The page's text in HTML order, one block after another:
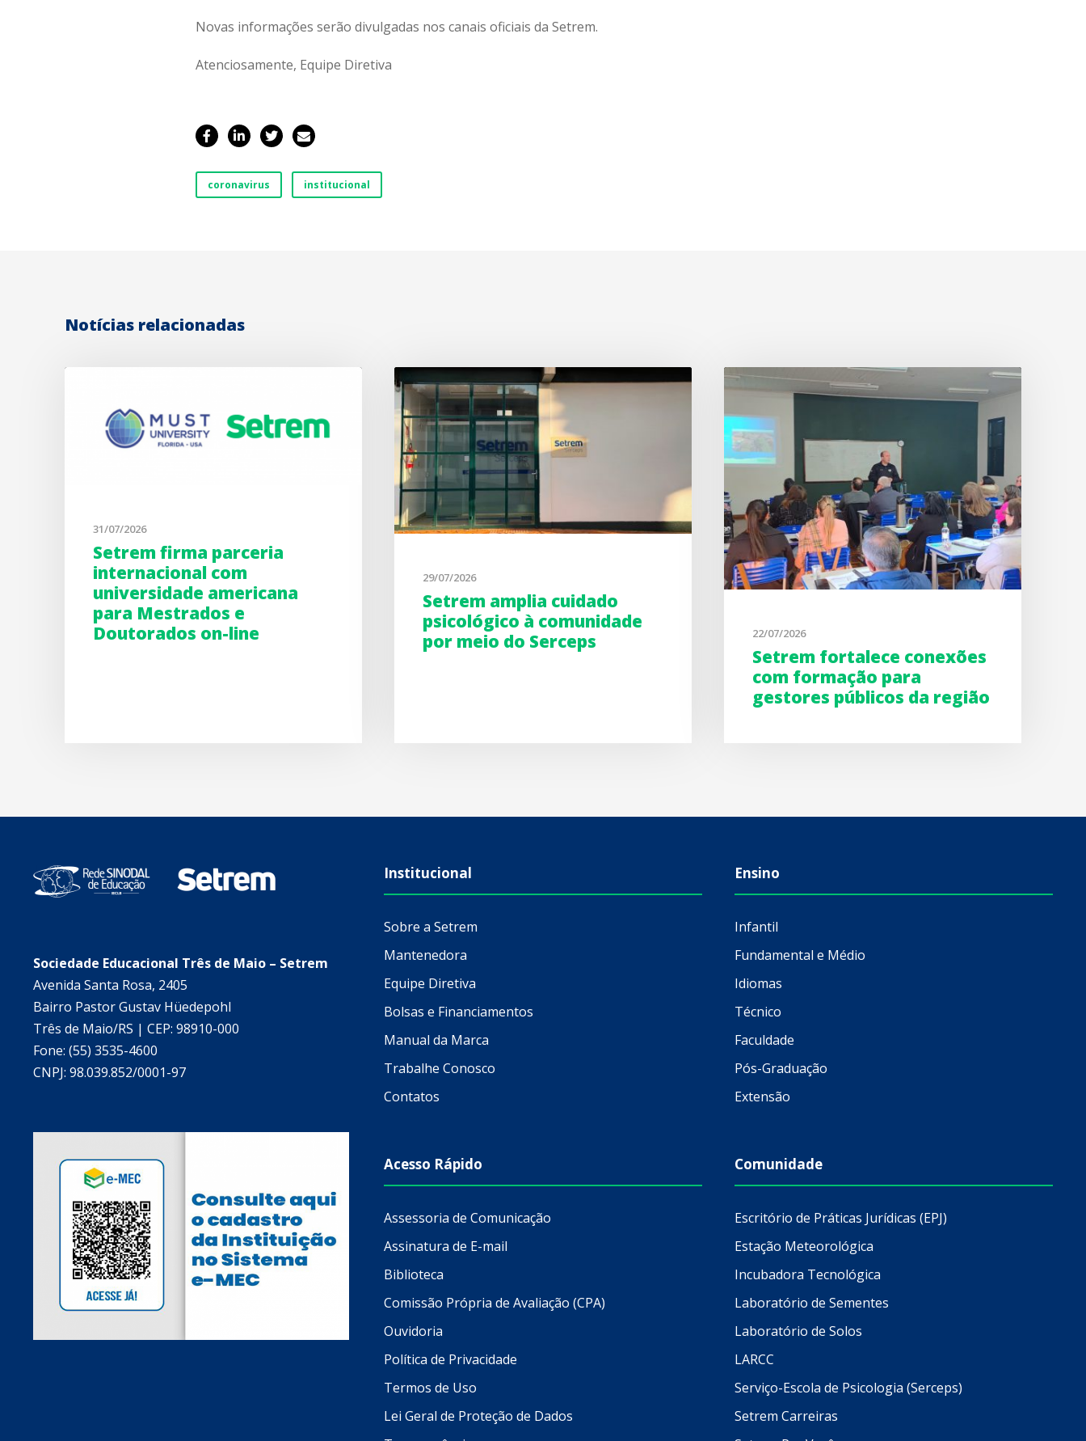
Novas informações serão divulgadas nos canais oficiais da Setrem.
Atenciosamente, Equipe Diretiva
coronavirus institucional
Notícias relacionadas
31/07/2026
Setrem firma parceria
internacional com
universidade americana
para Mestrados e
Doutorados on-line
29/07/2026
Setrem amplia cuidado
psicológico à comunidade
por meio do Serceps
22/07/2026
Setrem fortalece conexões
com formação para
gestores públicos da região
Sociedade Educacional Três de Maio – Setrem
Avenida Santa Rosa, 2405
Bairro Pastor Gustav Hüedepohl
Três de Maio/RS | CEP: 98910-000
Fone: (55) 3535-4600
CNPJ: 98.039.852/0001-97
Institucional
Sobre a Setrem
Mantenedora
Equipe Diretiva
Bolsas e Financiamentos
Manual da Marca
Trabalhe Conosco
Contatos
Acesso Rápido
Assessoria de Comunicação
Assinatura de E-mail
Biblioteca
Comissão Própria de Avaliação (CPA)
Ouvidoria
Política de Privacidade
Termos de Uso
Lei Geral de Proteção de Dados
Ensino
Infantil
Fundamental e Médio
Idiomas
Técnico
Faculdade
Pós-Graduação
Extensão
Comunidade
Escritório de Práticas Jurídicas (EPJ)
Estação Meteorológica
Incubadora Tecnológica
Laboratório de Sementes
Laboratório de Solos
LARCC
Serviço-Escola de Psicologia (Serceps)
Setrem Carreiras